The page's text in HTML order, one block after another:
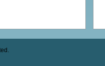
完滿結束。 #桌遊場地 All
定桌遊店Book位熱線